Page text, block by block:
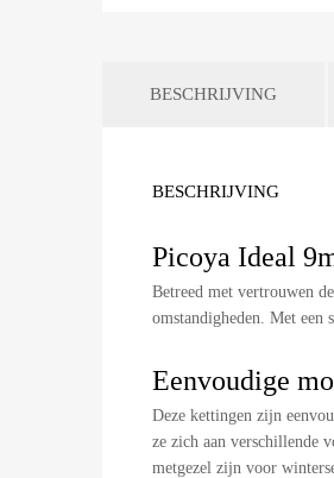
BESCHRIJVING
BESCHRIJVING
Picoya Ideal
Betreed met vertrouwen
omstandigheden. Met een
Eenvoudige
Deze kettingen zijn
ze zich aan verschillende
metgezel zijn voor